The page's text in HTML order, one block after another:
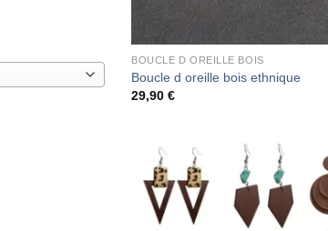
BOUCLE D OREILLE BOIS
Boucle d oreille bois ethnique
29,90€